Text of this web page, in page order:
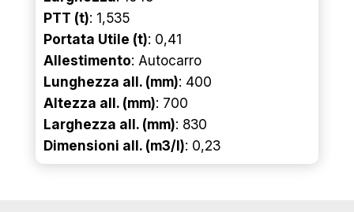
PTT (t): 1,535
Portata Utile (t): 0,41
Allestimento: Autocarro
Lunghezza all. (mm): 400
Altezza all. (mm): 700
Larghezza all. (mm): 830
Dimensioni all. (m3/l): 0,23